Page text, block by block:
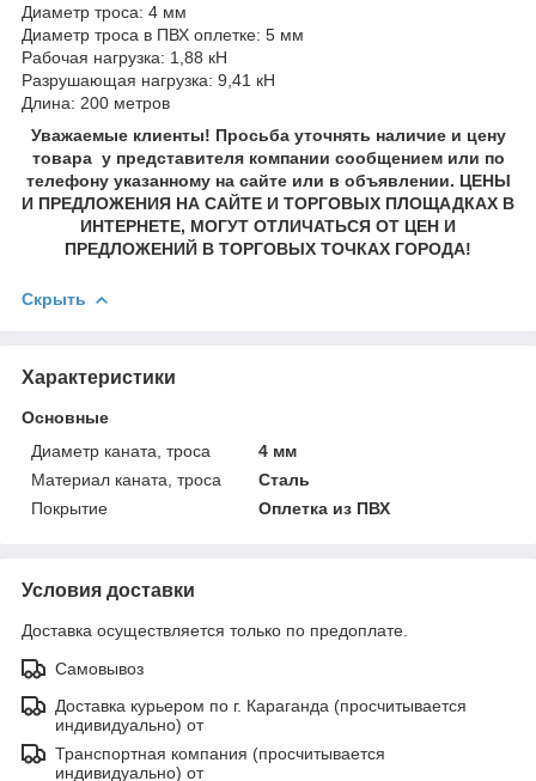
Диаметр троса: 4 мм
Диаметр троса в ПВХ оплетке: 5 мм
Рабочая нагрузка: 1,88 кН
Разрушающая нагрузка: 9,41 кН
Длина: 200 метров
Уважаемые клиенты! Просьба уточнять наличие и цену
товара у представителя компании сообщением или по
телефону указанному на сайте или в объявлении. ЦЕНЫ
И ПРЕДЛОЖЕНИЯ НА САЙТЕ И ТОРГОВЫХ ПЛОЩАДКАХ В
ИНТЕРНЕТЕ, МОГУТ ОТЛИЧАТЬСЯ ОТ ЦЕН И
ПРЕДЛОЖЕНИЙ В ТОРГОВЫХ ТОЧКАХ ГОРОДА!
Скрыть
Характеристики
Основные
Диаметр каната, троса
4 мм
Материал каната, троса
Сталь
Покрытие
Оплетка из ПВХ
Условия доставки
Доставка осуществляется только по предоплате.
Самовывоз
Доставка курьером по г. Караганда (просчитывается
индивидуально) от
Транспортная компания (просчитывается
индивидуально) от